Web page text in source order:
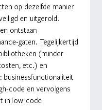
op dezelfde manier
en uitgerold.
ontstaan
gaten. Tegelijkertijd
(minder
etc.) en
businessfunctionaliteit
code en vervolgens
in low-code